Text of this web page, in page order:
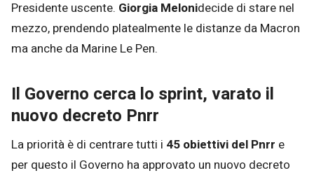
Presidente uscente. Giorgia Melonidecide di stare nel
mezzo, prendendo platealmente le distanze da Macron
ma anche da Marine Le Pen.
Il Governo cerca lo sprint, varato il
nuovo decreto Pnrr
La priorità è di centrare tutti i 45 obiettivi del Pnrr e
per questo il Governo ha approvato un nuovo decreto